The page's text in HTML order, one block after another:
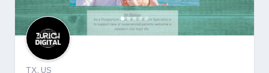
TX, US